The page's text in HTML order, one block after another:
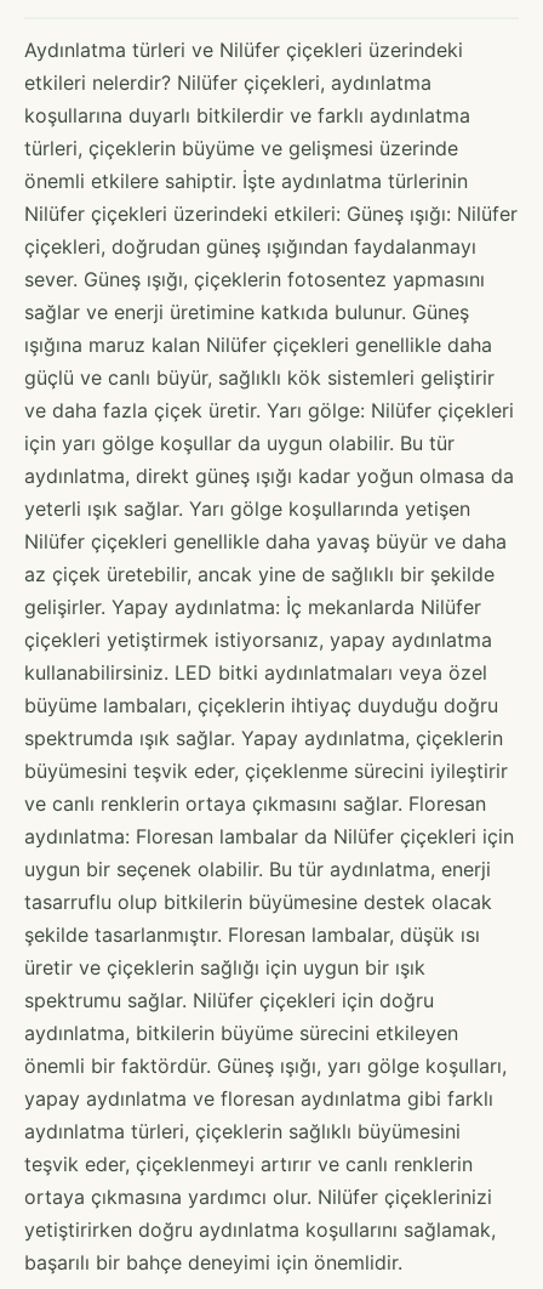
Aydınlatma türleri ve Nilüfer çiçekleri üzerindeki
etkileri nelerdir? Nilüfer çiçekleri, aydınlatma
koşullarına duyarlı bitkilerdir ve farklı aydınlatma
türleri, çiçeklerin büyüme ve gelişmesi üzerinde
önemli etkilere sahiptir. İşte aydınlatma türlerinin
Nilüfer çiçekleri üzerindeki etkileri: Güneş ışığı: Nilüfer
çiçekleri, doğrudan güneş ışığından faydalanmayı
sever. Güneş ışığı, çiçeklerin fotosentez yapmasını
sağlar ve enerji üretimine katkıda bulunur. Güneş
ışığına maruz kalan Nilüfer çiçekleri genellikle daha
güçlü ve canlı büyür, sağlıklı kök sistemleri geliştirir
ve daha fazla çiçek üretir. Yarı gölge: Nilüfer çiçekleri
için yarı gölge koşullar da uygun olabilir. Bu tür
aydınlatma, direkt güneş ışığı kadar yoğun olmasa da
yeterli ışık sağlar. Yarı gölge koşullarında yetişen
Nilüfer çiçekleri genellikle daha yavaş büyür ve daha
az çiçek üretebilir, ancak yine de sağlıklı bir şekilde
gelişirler. Yapay aydınlatma: İç mekanlarda Nilüfer
çiçekleri yetiştirmek istiyorsanız, yapay aydınlatma
kullanabilirsiniz. LED bitki aydınlatmaları veya özel
büyüme lambaları, çiçeklerin ihtiyaç duyduğu doğru
spektrumda ışık sağlar. Yapay aydınlatma, çiçeklerin
büyümesini teşvik eder, çiçeklenme sürecini iyileştirir
ve canlı renklerin ortaya çıkmasını sağlar. Floresan
aydınlatma: Floresan lambalar da Nilüfer çiçekleri için
uygun bir seçenek olabilir. Bu tür aydınlatma, enerji
tasarruflu olup bitkilerin büyümesine destek olacak
şekilde tasarlanmıştır. Floresan lambalar, düşük ısı
üretir ve çiçeklerin sağlığı için uygun bir ışık
spektrumu sağlar. Nilüfer çiçekleri için doğru
aydınlatma, bitkilerin büyüme sürecini etkileyen
önemli bir faktördür. Güneş ışığı, yarı gölge koşulları,
yapay aydınlatma ve floresan aydınlatma gibi farklı
aydınlatma türleri, çiçeklerin sağlıklı büyümesini
teşvik eder, çiçeklenmeyi artırır ve canlı renklerin
ortaya çıkmasına yardımcı olur. Nilüfer çiçeklerinizi
yetiştirirken doğru aydınlatma koşullarını sağlamak,
başarılı bir bahçe deneyimi için önemlidir.